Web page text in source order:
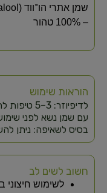
– 100% טהור
הוראות שימוש
לדיפיוזר:
עם שמן נשא לפני
בסיס לשאיפה: ניתן
חשוב לשים לב
לשימוש חיצוני